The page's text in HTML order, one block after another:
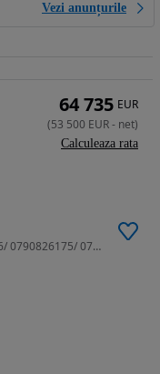
Vezi anunțurile
520 CP • 53500eur+tva, Bolintin, 0725574796/ 0790826175/ 0726122423/ 0730713467
64 735 EUR
(53 500 EUR- net)
Calculeaza rata